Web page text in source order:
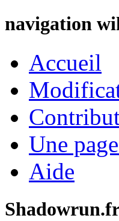
navigation
Accueil
Une
Aide